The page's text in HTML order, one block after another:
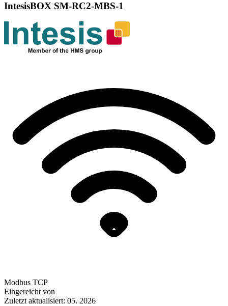
IntesisBOX SM-RC2-MBS-1
Modbus TCP
Eingereicht von
Zuletzt aktualisiert: 05. 2026